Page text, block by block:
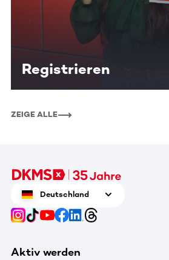
Registrieren
ZEIGE ALLE
Deutschland
Aktiv werden